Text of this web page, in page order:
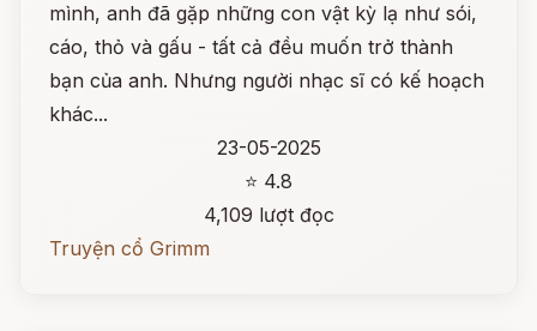
mình, anh đã gặp những con vật kỳ lạ như sói,
cáo, thỏ và gấu - tất cả đều muốn trở thành
bạn của anh. Nhưng người nhạc sĩ có kế hoạch
khác...
23-05-2025
⭐ 4.8
4,109 lượt đọc
Truyện cổ Grimm